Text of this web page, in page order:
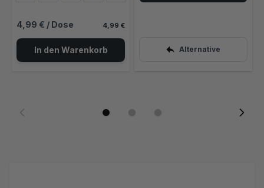
4,99 € / Dose 4,99 €
In den Warenkorb Alternative